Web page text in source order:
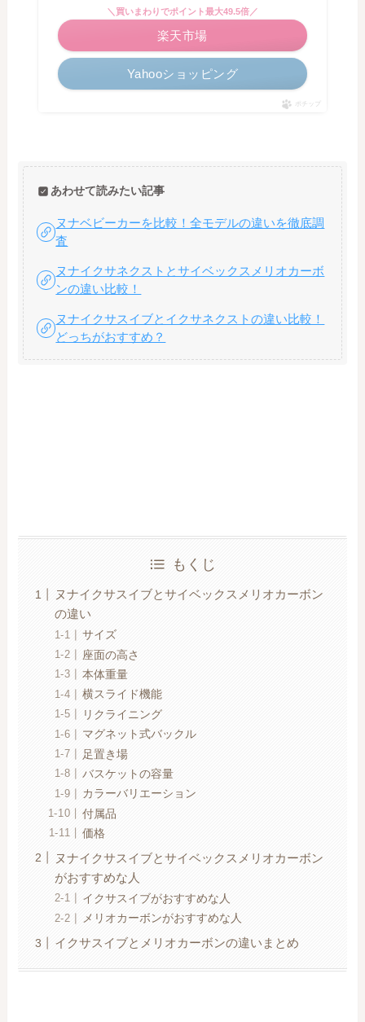
＼買いまわりでポイント最大49.5倍／
楽天市場
Yahooショッピング
ポチップ
あわせて読みたい記事
ヌナベビーカーを比較！全モデルの違いを徹底調
査
ヌナイクサネクストとサイベックスメリオカーボ
ンの違い比較！
ヌナイクサスイブとイクサネクストの違い比較！
どっちがおすすめ？
もくじ
ヌナイクサスイブとサイベックスメリオカーボン
の違い
サイズ
座面の高さ
本体重量
横スライド機能
リクライニング
マグネット式バックル
足置き場
バスケットの容量
カラーバリエーション
付属品
価格
ヌナイクサスイブとサイベックスメリオカーボン
がおすすめな人
イクサスイブがおすすめな人
メリオカーボンがおすすめな人
イクサスイブとメリオカーボンの違いまとめ